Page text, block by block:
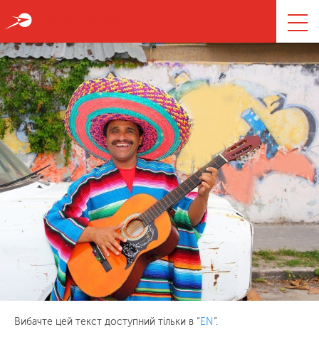
T
Вибачте цей текст доступний тільки в “EN”.